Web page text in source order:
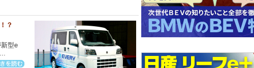
！？
型e